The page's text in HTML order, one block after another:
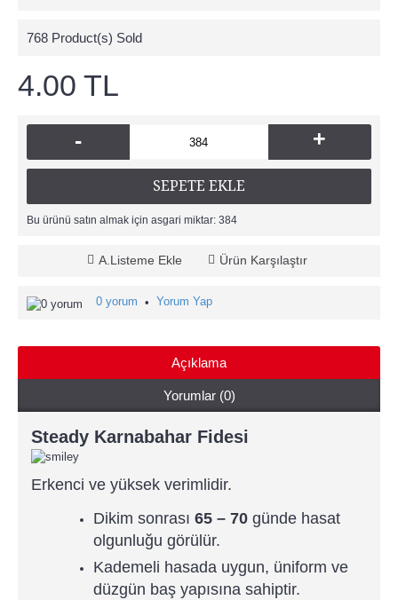
768 Product(s) Sold
4.00 TL
- +
SEPETE EKLE
Bu ürünü satın almak için asgari miktar: 384
A.Listeme Ekle Ürün Karşılaştır
0 yorum • Yorum Yap
Açıklama
Yorumlar (0)
Steady Karnabahar Fidesi
Erkenci ve yüksek verimlidir.
Dikim sonrası 65 – 70 günde hasat
olgunluğu görülür.
Kademeli hasada uygun, üniform ve
düzgün baş yapısına sahiptir.